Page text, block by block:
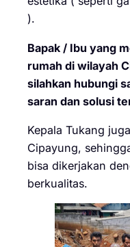
).
Bapak / Ibu yang
rumah di wilayah
silahkan hubungi
saran dan solusi
Kepala Tukang
Cipayung,
bisa dikerjakan
berkualitas.